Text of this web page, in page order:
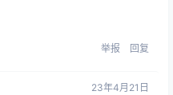
举报 回复
23年4月21日